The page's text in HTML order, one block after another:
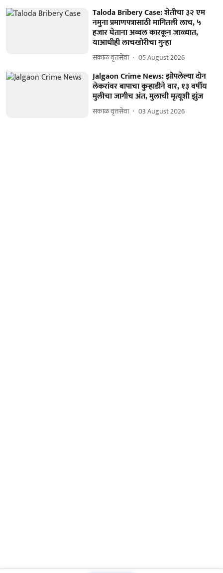
Taloda Bribery Case: शेतीचा ३२ एम
नमुना प्रमाणपत्रासाठी मागितली लाच, ५
हजार घेताना अव्वल कारकून जाळ्यात,
याआधीही लाचखोरीचा गुन्हा
सकाळ वृत्तसेवा 05 August 2026
Jalgaon Crime News: झोपलेल्या दोन
लेकरांवर बापाचा कुऱ्हाडीने वार, १३ वर्षीय
मुलीचा जागीच अंत, मुलाची मृत्यूशी झुंज
सकाळ वृत्तसेवा 03 August 2026